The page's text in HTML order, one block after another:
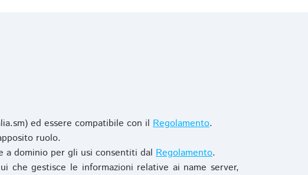
ed essere compatibile con il Regolamento.
ruolo.
a dominio per gli usi consentiti dal Regolamento.
che gestisce le informazioni relative ai name server,